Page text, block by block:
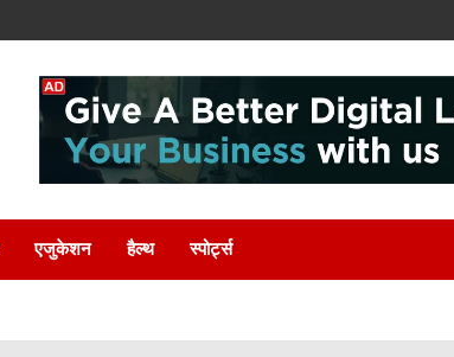
एजुकेशन हैल्थ स्पोर्ट्स